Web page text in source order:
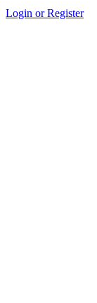
Login or Register